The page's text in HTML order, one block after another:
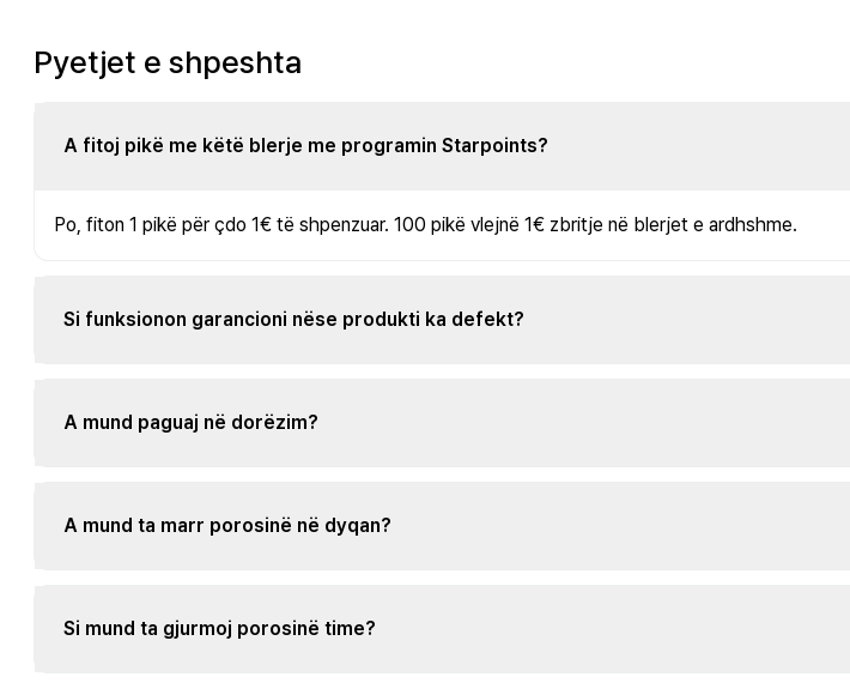
Pyetjet e shpeshta
A fitoj pikë me këtë blerje me programin Starpoints?
Po, fiton 1 pikë për çdo 1€ të shpenzuar. 100 pikë vlejnë 1€ zbritje në blerjet e ardhshme.
Si funksionon garancioni nëse produkti ka defekt?
A mund paguaj në dorëzim?
A mund ta marr porosinë në dyqan?
Si mund ta gjurmoj porosinë time?